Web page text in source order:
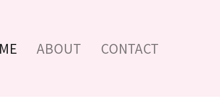
(現位置)
ABOUT CONTACT